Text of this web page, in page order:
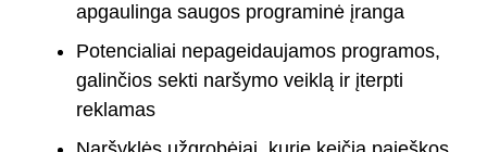
apgaulinga saugos programinė įranga
Potencialiai nepageidaujamos programos,
galinčios sekti naršymo veiklą ir įterpti
reklamas